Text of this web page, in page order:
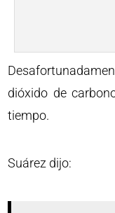
dióxido de
tiempo.
Suárez dijo: